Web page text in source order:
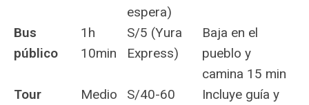
espera)
Bus
público
1h
10min
S/5 (Yura
Express)
Baja en el
pueblo y
camina 15 min
Tour
Medio
S/40-60
Incluye guía y